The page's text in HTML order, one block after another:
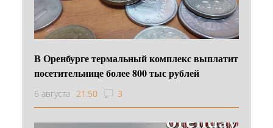
В Оренбурге термальный комплекс выплатит
посетительнице более 800 тыс рублей
6 августа 21:50 3